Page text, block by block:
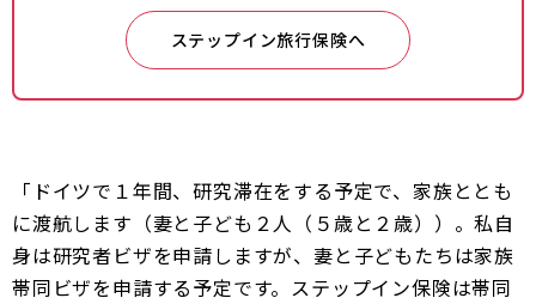
ステップイン旅行保険へ
「ドイツで１年間、研究滞在をする予定で、家族ととも
に渡航します（妻と子ども２人（５歳と２歳））。私自
身は研究者ビザを申請しますが、妻と子どもたちは家族
帯同ビザを申請する予定です。ステップイン保険は帯同